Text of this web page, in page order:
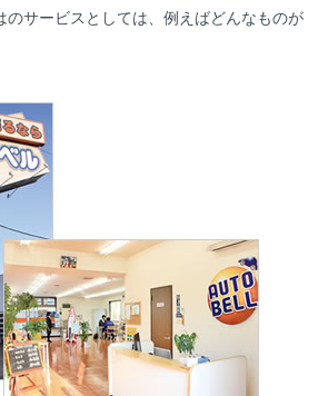
サービスとしては、例えばどんなものが